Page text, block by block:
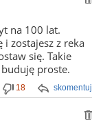
na 100 lat.
i zostajesz z reka
się. Takie
proste.
skomentuj
18